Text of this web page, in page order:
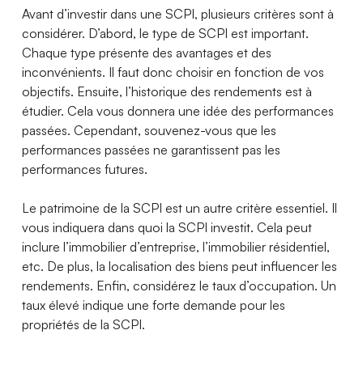
Avant d’investir dans une SCPI, plusieurs critères sont à
considérer. D’abord, le type de SCPI est important.
Chaque type présente des avantages et des
inconvénients. Il faut donc choisir en fonction de vos
objectifs. Ensuite, l’historique des rendements est à
étudier. Cela vous donnera une idée des performances
passées. Cependant, souvenez-vous que les
performances passées ne garantissent pas les
performances futures.
Le patrimoine de la SCPI est un autre critère essentiel. Il
vous indiquera dans quoi la SCPI investit. Cela peut
inclure l’immobilier d’entreprise, l’immobilier résidentiel,
etc. De plus, la localisation des biens peut influencer les
rendements. Enfin, considérez le taux d’occupation. Un
taux élevé indique une forte demande pour les
propriétés de la SCPI.